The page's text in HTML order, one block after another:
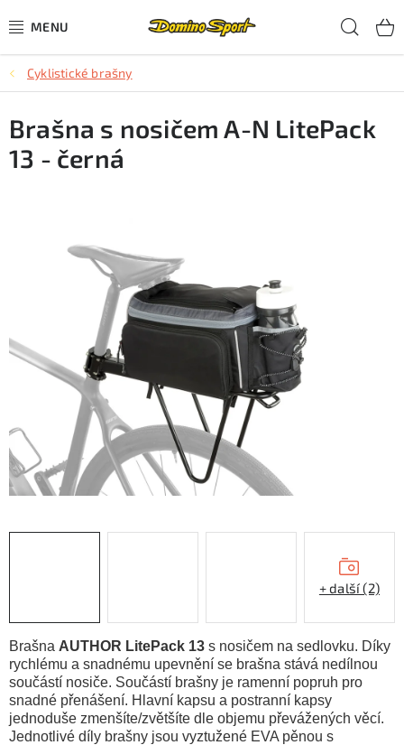
na
CYKLISTIKA
SJEZDOVÉ LYŽOVÁNÍ
SKIALPOVÉ LYŽOVÁNÍ
OBLEČENÍ A OBUV
TIPY NA DÁRKY
ZNAČKY
CYKLO Servis
Cyklistické brašny
Brašna AUTHOR LitePack 13 s nosičem na sedlovku. Díky
rychlému a snadnému upevnění se brašna stává nedílnou
součástí nosiče. Součástí brašny je ramenní popruh pro
snadné přenášení. Hlavní kapsu a postranní kapsy
jednoduše zmenšíte/zvětšíte dle objemu převážených věcí.
Jednotlivé díly brašny jsou vyztužené EVA pěnou s
Brašna s nosičem A-N LitePack
13 - černá
+ další (2)